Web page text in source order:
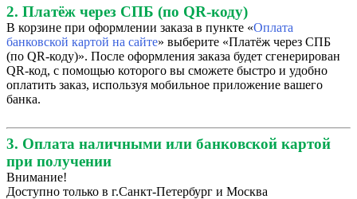
2. Платёж через СПБ (по QR-коду)
В корзине при оформлении заказа в пункте «Оплата
банковской картой на сайте» выберите «Платёж через СПБ
(по QR-коду)». После оформления заказа будет сгенерирован
QR-код, с помощью которого вы сможете быстро и удобно
оплатить заказ, используя мобильное приложение вашего
банка.
3. Оплата наличными или банковской картой
при получении
Внимание!
Доступно только в г.Санкт-Петербург и Москва